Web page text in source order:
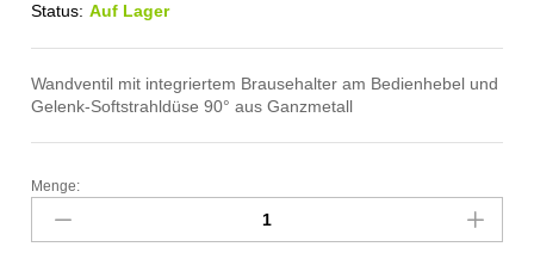
Status: Auf Lager
Wandventil mit integriertem Brausehalter am Bedienhebel und
Gelenk-Softstrahldüse 90° aus Ganzmetall
ecoSet
Kneipp'sche
Garnitur
Menge: